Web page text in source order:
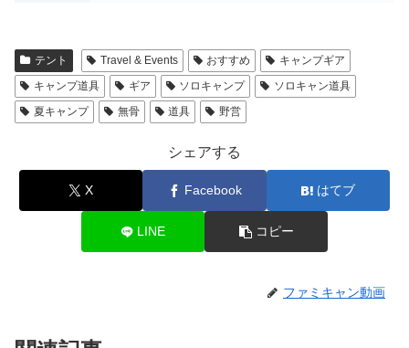
テント Travel & Events おすすめ
キャンプギア
キャンプ道具
ギア ソロキャンプ
ソロキャン道具
夏キャンプ
無骨 道具 野営
シェアする
X Facebook はてブ
LINE コピー
ファミキャン動画